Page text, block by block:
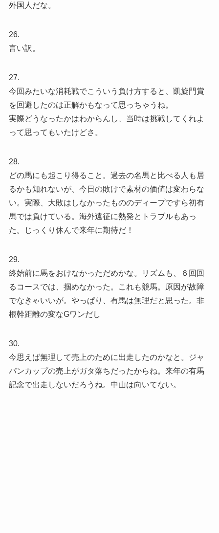
外国人だな。
26.
言い訳。
27.
今回みたいな消耗戦でこういう負け方すると、凱旋門賞
を回避したのは正解かもなって思っちゃうね。
実際どうなったかはわからんし、当時は挑戦してくれよ
って思ってもいたけどさ。
28.
どの馬にも起こり得ること。過去の名馬と比べる人も居
るかも知れないが、今日の敗けで素材の価値は変わらな
い。実際、大敗はしなかったもののディープですら初有
馬では負けている。海外遠征に熱発とトラブルもあっ
た。じっくり休んで来年に期待だ！
29.
終始前に馬をおけなかっただめかな。リズムも、６回回
るコースでは、掴めなかった。これも競馬。原因が故障
でなきゃいいが。やっぱり、有馬は無理だと思った。非
根幹距離の変なGワンだし
30.
今思えば無理して売上のために出走したのかなと。ジャ
パンカップの売上がガタ落ちだったからね。来年の有馬
記念で出走しないだろうね。中山は向いてない。